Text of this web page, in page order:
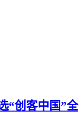
“创客中国”全